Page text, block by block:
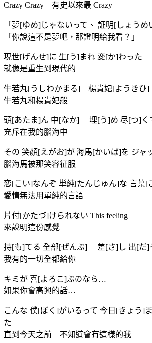
Crazy Crazy 有史以來最 Crazy
「夢[ゆめ]じゃないって、 証明[しょうめ
「你說這不是夢吧，那證明給我看？」
現世[げんせ]に 生[う]まれ 変[か]わった
就像是重生到現代的
牛若丸[うしわかまる] 楊貴妃[ようきひ]
牛若丸和楊貴妃般
頭[あたま]ん 中[なか] 埋[う]め 尽[つ]く
充斥在我的腦海中
その 笑顔[えがお]が 海馬[かいば]を ジャ
腦海馬被那笑容征服
恋[こい]なんぞ 単純[たんじゅん]な 言葉[
愛情無法用單純的言語
片付[かたづ]けられない This feeling
來說明這份感覺
持[も]てる 全部[ぜんぶ] 差[さ]し 出[だ]
我有的一切全都給你
キミが 喜[よろこ]ぶのなら…
如果你會高興的話…
こんな 僕[ぼく]がいるって 今日[きょう]
た
直到今天之前 不知道會有這樣的我